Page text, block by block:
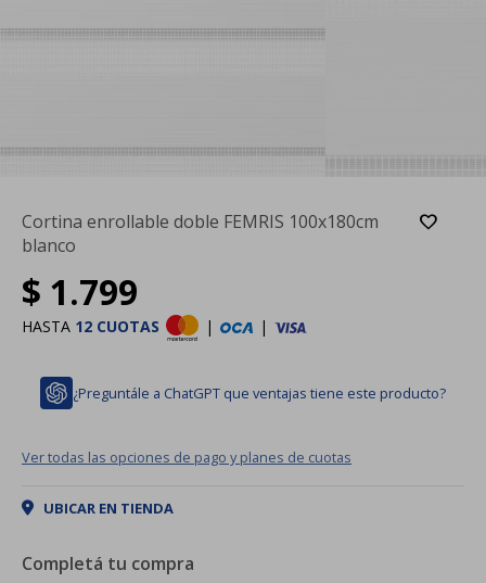
Cortina enrollable doble FEMRIS 100x180cm
blanco
$ 1.799
HASTA 12 CUOTAS | |
¿Preguntále a ChatGPT que ventajas tiene este producto?
Ver todas las opciones de pago y planes de cuotas
UBICAR EN TIENDA
Completá tu compra